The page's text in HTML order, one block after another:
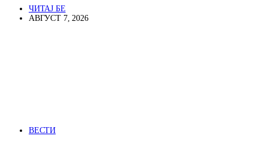
ЧИТАЈ БЕ
АВГУСТ 7, 2026
ВЕСТИ